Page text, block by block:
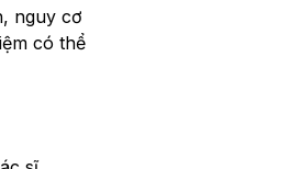
nguy cơ
có thể